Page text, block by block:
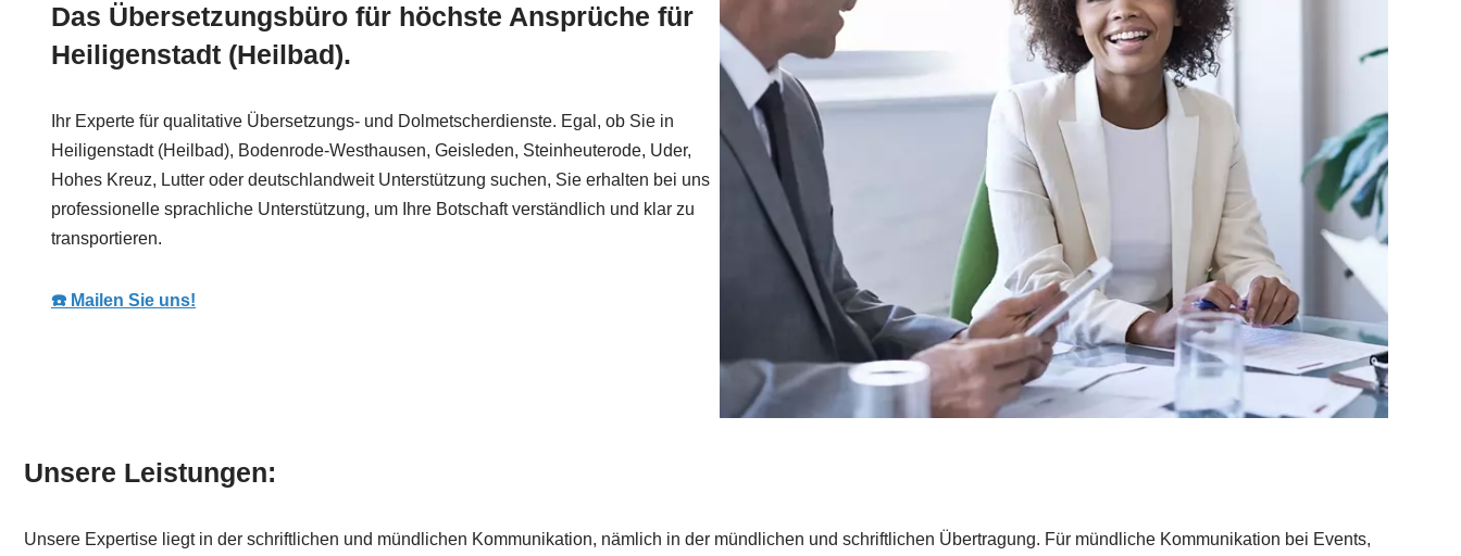
Das Übersetzungsbüro für höchste Ansprüche für
Heiligenstadt (Heilbad).
Ihr Experte für qualitative Übersetzungs- und Dolmetscherdienste. Egal, ob Sie in
Heiligenstadt (Heilbad), Bodenrode-Westhausen, Geisleden, Steinheuterode, Uder,
Hohes Kreuz, Lutter oder deutschlandweit Unterstützung suchen, Sie erhalten bei uns
professionelle sprachliche Unterstützung, um Ihre Botschaft verständlich und klar zu
transportieren.
☎️ Mailen Sie uns!
Unsere Leistungen:
Unsere Expertise liegt in der schriftlichen und mündlichen Kommunikation, nämlich in der mündlichen und schriftlichen Übertragung. Für mündliche Kommunikation bei Events,